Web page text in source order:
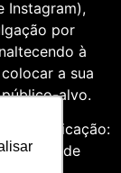
Instagram),
por
à
a sua
alvo.
comunicação:
meio de